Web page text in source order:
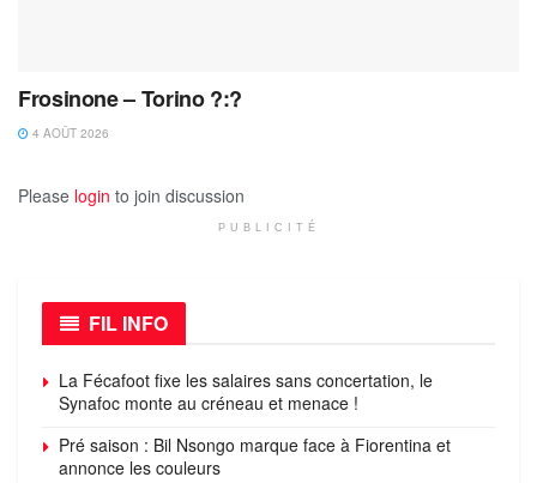
Frosinone – Torino ?:?
4 AOÛT 2026
Please login to join discussion
PUBLICITÉ
FIL INFO
La Fécafoot fixe les salaires sans concertation, le
Synafoc monte au créneau et menace !
Pré saison : Bil Nsongo marque face à Fiorentina et
annonce les couleurs